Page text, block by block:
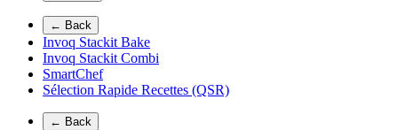
← Back
Invoq Stackit Bake
Invoq Stackit Combi
SmartChef
Sélection Rapide Recettes (QSR)
← Back